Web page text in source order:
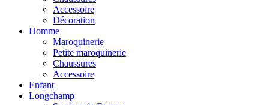
Accessoire
Décoration
Homme
Maroquinerie
Petite maroquinerie
Chaussures
Accessoire
Enfant
Longchamp